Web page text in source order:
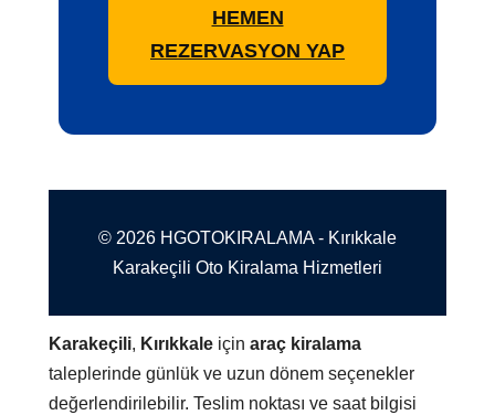
HEMEN
REZERVASYON YAP
© 2026 HGOTOKIRALAMA - Kırıkkale
Karakeçili Oto Kiralama Hizmetleri
Karakeçili, Kırıkkale içinaraç kiralama
taleplerinde günlük ve uzun dönem seçenekler
değerlendirilebilir. Teslim noktası ve saat bilgisi